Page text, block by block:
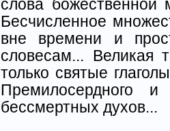
слова божественной
Бесчисленное
вне времени и
словесам... Великая
только святые
Премилосердного
бессмертных духов...